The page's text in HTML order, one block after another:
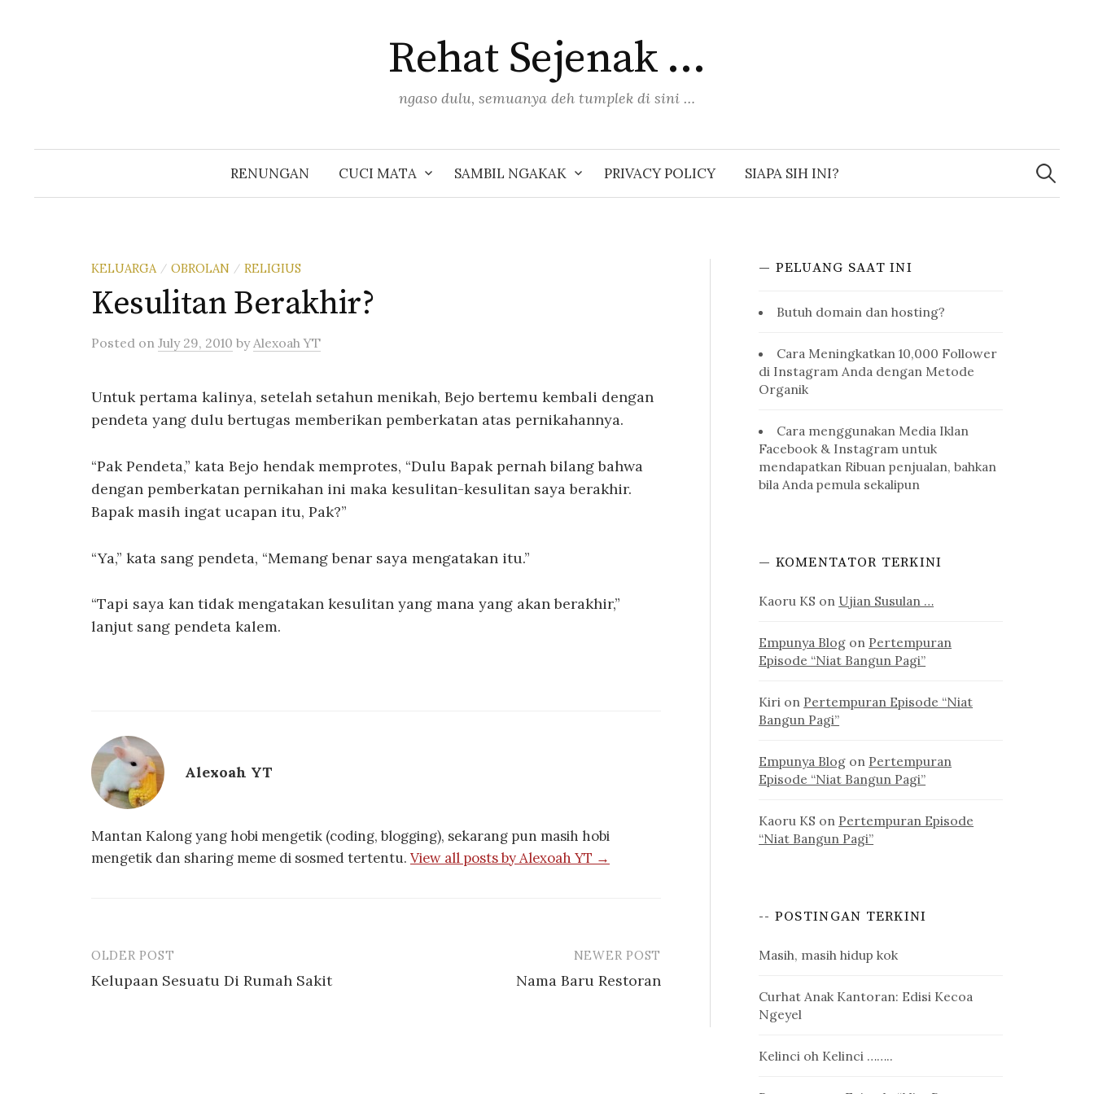
Rehat Sejenak …
ngaso dulu, semuanya deh tumplek di sini …
RENUNGAN CUCI MATA SAMBIL NGAKAK PRIVACY POLICY SIAPA SIH INI?
Search
for:
KELUARGA / OBROLAN / RELIGIUS
Kesulitan Berakhir?
Posted on July 29, 2010 byAlexoah YT
Untuk pertama kalinya, setelah setahun menikah, Bejo bertemu kembali dengan
pendeta yang dulu bertugas memberikan pemberkatan atas pernikahannya.
“Pak Pendeta,” kata Bejo hendak memprotes, “Dulu Bapak pernah bilang bahwa
dengan pemberkatan pernikahan ini maka kesulitan-kesulitan saya berakhir.
Bapak masih ingat ucapan itu, Pak?”
“Ya,” kata sang pendeta, “Memang benar saya mengatakan itu.”
“Tapi saya kan tidak mengatakan kesulitan yang mana yang akan berakhir,”
lanjut sang pendeta kalem.
Alexoah YT
Mantan Kalong yang hobi mengetik (coding, blogging), sekarang pun masih hobi
mengetik dan sharing meme di sosmed tertentu. View all posts by Alexoah YT →
Post
navigation
OLDER POST
Kelupaan Sesuatu Di Rumah Sakit
NEWER POST
Nama Baru Restoran
— PELUANG SAAT INI
Butuh domain dan hosting?
Cara Meningkatkan 10,000 Follower
di Instagram Anda dengan Metode
Organik
Cara menggunakan Media Iklan
Facebook & Instagram untuk
mendapatkan Ribuan penjualan, bahkan
bila Anda pemula sekalipun
— KOMENTATOR TERKINI
Kaoru KS on Ujian Susulan …
Empunya Blog on Pertempuran
Episode “Niat Bangun Pagi”
Kiri on Pertempuran Episode “Niat
Bangun Pagi”
Empunya Blog on Pertempuran
Episode “Niat Bangun Pagi”
Kaoru KS on Pertempuran Episode
“Niat Bangun Pagi”
-- POSTINGAN TERKINI
Masih, masih hidup kok
Curhat Anak Kantoran: Edisi Kecoa
Ngeyel
Kelinci oh Kelinci ……..